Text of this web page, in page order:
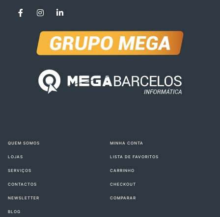
QUEM SOMOS
LOJAS
SERVIÇOS
CONTACTOS
NEWSLETTER
BLOG
MINHA CONTA
LISTA DE FAVORITOS
CARRINHO
CHECKOUT
COMPARAR